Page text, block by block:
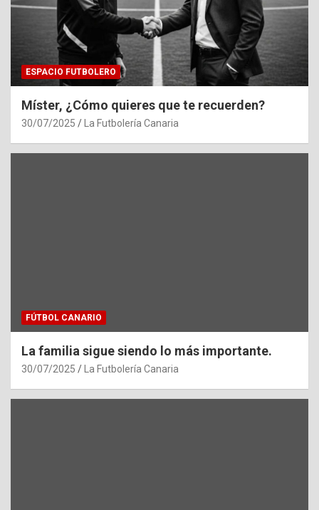
ESPACIO FUTBOLERO
Míster, ¿Cómo quieres que te recuerden?
30/07/2025 La Futbolería Canaria
FÚTBOL CANARIO
La familia sigue siendo lo más importante.
30/07/2025 La Futbolería Canaria